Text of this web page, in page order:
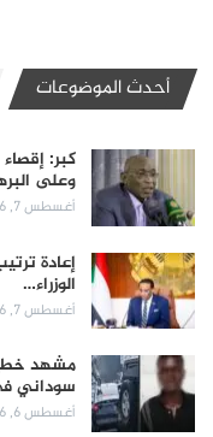
أحدث الموضوعات
كبر:
وعلى
أغسطس 7, 2026
إعادة
الوزراء…
أغسطس 7, 2026
مشهد
سوداني
أغسطس 6, 2026